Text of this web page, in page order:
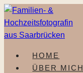
Zum
Inhalt
springen
HOME
ÜBER MICH